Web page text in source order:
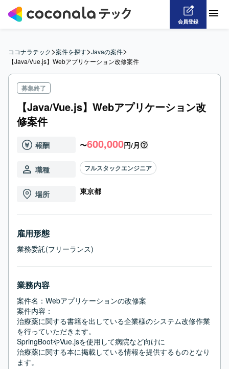
会員登録
ココナラテック>案件を探す>Javaの案件>
【Java/Vue.js】Webアプリケーション改修案件
募集終了
【Java/Vue.js】Webアプリケーション改
修案件
報酬 〜600,000円/月
職種 フルスタックエンジニア
場所 東京都
雇用形態
業務委託(フリーランス)
業務内容
案件名：Webアプリケーションの改修案
案件内容：
治療薬に関する書籍を出している企業様のシステム改修作業
を行っていただきます。
SpringBootやVue.jsを使用して病院など向けに
治療薬に関する本に掲載している情報を提供するものとなり
ます。